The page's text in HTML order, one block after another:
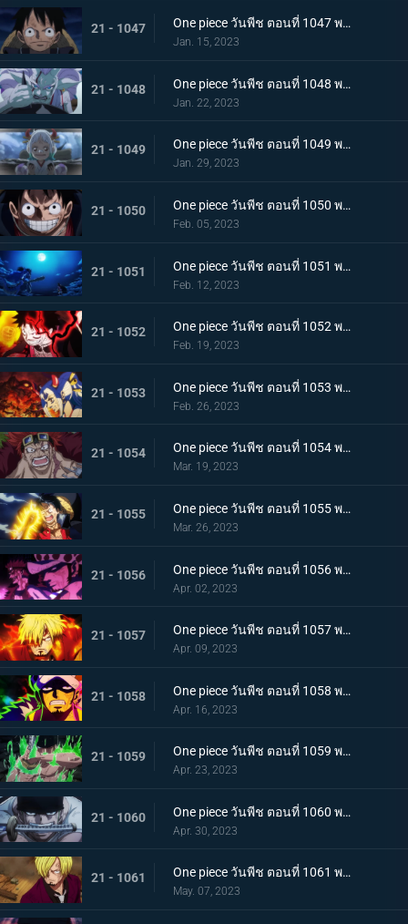
21 - 1047 One piece วันพีช ตอนที่ 1047 พากย์ไทย จงปีนขึ้นไปสู้รุ่งอรุณ! มังกรสีชมพูอาละวาด
Jan. 15, 2023
21 - 1048 One piece วันพีช ตอนที่ 1048 พากย์ไทย ไปสู่อนาคต! คำสาบานของยามาโตะกับสุดยอดนักดาบ
Jan. 22, 2023
21 - 1049 One piece วันพีช ตอนที่ 1049 พากย์ไทย ลูฟี่โบยบิน! ล้างแค้นร้อยอสูร
Jan. 29, 2023
21 - 1050 One piece วันพีช ตอนที่ 1050 พากย์ไทย มังกร 2 ตัวเผชิญหน้า! ความมุ่งมั่นของโมโมโนะสุเกะ!
Feb. 05, 2023
21 - 1051 One piece วันพีช ตอนที่ 1051 พากย์ไทย ตำนานกลับมาอีกครั้ง! หมัดของลูฟี่คำรามบนท้องฟ้า
Feb. 12, 2023
21 - 1052 One piece วันพีช ตอนที่ 1052 พากย์ไทย สถาการณ์ตึงเครียด! จุดจบของโอนิกาชิมะ!
Feb. 19, 2023
21 - 1053 One piece วันพีช ตอนที่ 1053 พากย์ไทย ซันจิกลายพันธุ์ แขนทั้ง 2 เจอวิกฤติ!
Feb. 26, 2023
21 - 1054 One piece วันพีช ตอนที่ 1054 พากย์ไทย คู่หูต้องตาย! เดิมพันมรณะของคิลเลอร์
Mar. 19, 2023
21 - 1055 One piece วันพีช ตอนที่ 1055 พากย์ไทย ร่างเงาดึงเชือก! โอนิกาชิมะในเปลวเพลิง
Mar. 26, 2023
21 - 1056 One piece วันพีช ตอนที่ 1056 พากย์ไทย การโต้กลับ! ท่าผสานของคิดกับลอว์โต้กลับ
Apr. 02, 2023
21 - 1057 One piece วันพีช ตอนที่ 1057 พากย์ไทย เพื่อลูฟี่ คำสาบานของซันจิกับโซโร
Apr. 09, 2023
21 - 1058 One piece วันพีช ตอนที่ 1058 พากย์ไทย การจู่โจมของนักบวชเพลิงผลาญ เงื้อมมือปีศาจของโอโรจิที่คืบคลานเข้ามา
Apr. 16, 2023
21 - 1059 One piece วันพีช ตอนที่ 1059 พากย์ไทย โซโลตกที่นั่งลำบาก สัตว์ประหลาดคิงแห่งอัคคีภัย
Apr. 23, 2023
21 - 1060 One piece วันพีช ตอนที่ 1060 พากย์ไทย ความลับของเอ็นมะ ดาบปีศาจที่ฝากไว้กับโซโล
Apr. 30, 2023
21 - 1061 One piece วันพีช ตอนที่ 1061 พากย์ไทย หนึ่งการโจมตีของเทพอสูร ซันจิ ปะทะ ควีน
May. 07, 2023